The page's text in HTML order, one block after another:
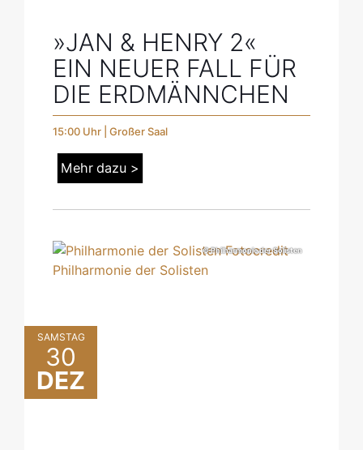
»JAN & HENRY 2«
EIN NEUER FALL FÜR
DIE ERDMÄNNCHEN
15:00 Uhr | Großer Saal
Mehr dazu >
SAMSTAG
30
DEZ
© Philharmonie der Solisten